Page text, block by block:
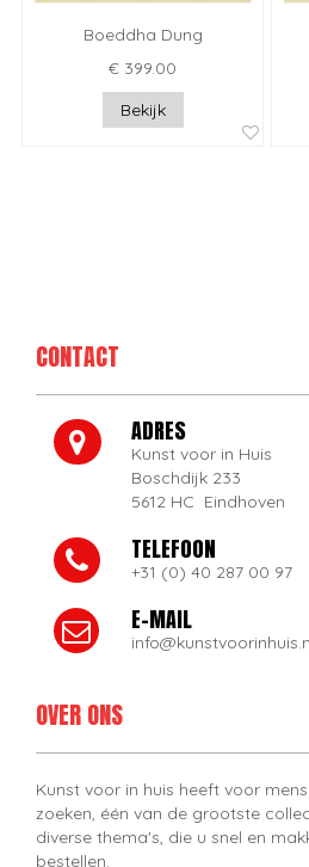
Boeddha Dung
€ 399.00
Bekijk
CONTACT
ADRES
Kunst voor in Huis
Boschdijk 233
5612 HC Eindhoven
TELEFOON
+31 (0) 40 287 00 97
E-MAIL
OVER ONS
Kunst voor in huis heeft voor
zoeken, één van de grootste
diverse thema's, die u snel en
bestellen.